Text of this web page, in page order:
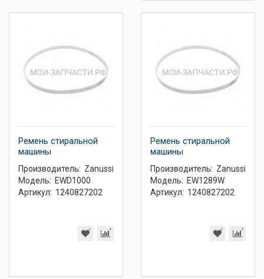
Ремень стиральной
машины
Производитель: Zanussi
Модель: EWD1000
Артикул: 1240827202
Ремень стиральной
машины
Производитель: Zanussi
Модель: EW1289W
Артикул: 1240827202